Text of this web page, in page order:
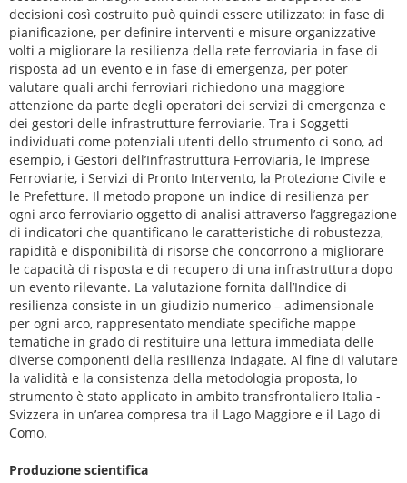
decisioni così costruito può quindi essere utilizzato: in fase di
pianificazione, per definire interventi e misure organizzative
volti a migliorare la resilienza della rete ferroviaria in fase di
risposta ad un evento e in fase di emergenza, per poter
valutare quali archi ferroviari richiedono una maggiore
attenzione da parte degli operatori dei servizi di emergenza e
dei gestori delle infrastrutture ferroviarie. Tra i Soggetti
individuati come potenziali utenti dello strumento ci sono, ad
esempio, i Gestori dell’Infrastruttura Ferroviaria, le Imprese
Ferroviarie, i Servizi di Pronto Intervento, la Protezione Civile e
le Prefetture. Il metodo propone un indice di resilienza per
ogni arco ferroviario oggetto di analisi attraverso l’aggregazione
di indicatori che quantificano le caratteristiche di robustezza,
rapidità e disponibilità di risorse che concorrono a migliorare
le capacità di risposta e di recupero di una infrastruttura dopo
un evento rilevante. La valutazione fornita dall’Indice di
resilienza consiste in un giudizio numerico – adimensionale
per ogni arco, rappresentato mendiate specifiche mappe
tematiche in grado di restituire una lettura immediata delle
diverse componenti della resilienza indagate. Al fine di valutare
la validità e la consistenza della metodologia proposta, lo
strumento è stato applicato in ambito transfrontaliero Italia -
Svizzera in un’area compresa tra il Lago Maggiore e il Lago di
Como.
Produzione scientifica